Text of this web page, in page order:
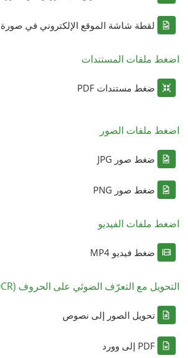
لقطة شاشة الموقع الإلكتروني في صورة TIFF
اضغط ملفات المستندات
ضغط مستندات PDF
اضغط ملفات الصور
ضغط صور JPG
ضغط صور PNG
اضغط ملفات الفيديو
ضغط فيديو MP4
التحويل مع التعرّف الضوئي على الحروف (OCR)
تحويل الصور إلى نصوص
PDF إلى وورد